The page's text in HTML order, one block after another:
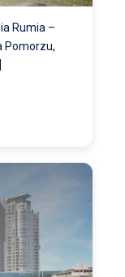
Rumia –
Pomorzu,